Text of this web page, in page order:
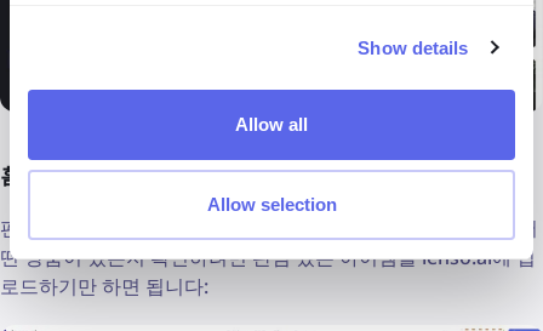
Show details
Allow all
Allow selection
홈웨어
편안한 홈웨어는 완벽한 크리스마스 선물입니다! 온라인에서 어
떤 상품이 있는지 확인하려면 관심 있는 아이템을 lenso.ai에 업
로드하기만 하면 됩니다: